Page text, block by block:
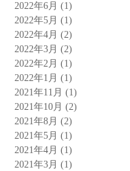
2022年6月 (1)
2022年5月 (1)
2022年4月 (2)
2022年3月 (2)
2022年2月 (1)
2022年1月 (1)
2021年11月 (1)
2021年10月 (2)
2021年8月 (2)
2021年5月 (1)
2021年4月 (1)
2021年3月 (1)